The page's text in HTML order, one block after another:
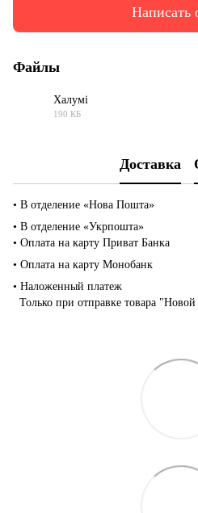
Написать
Файлы
Халумі
190 КБ
Доставка
• В отделение «Нова Пошта»
• В отделение «Укрпошта»
• Оплата на карту Приват Банка
• Оплата на карту Монобанк
• Наложенный платеж
Только при отправке товара